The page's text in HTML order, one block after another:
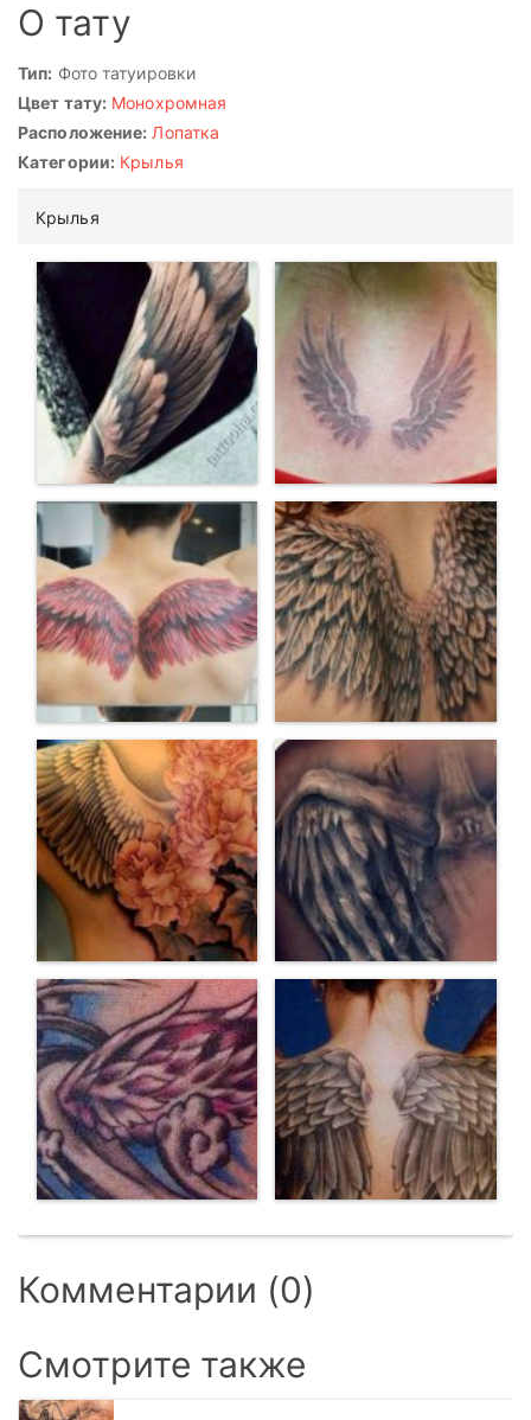
О тату
Тип: Фото татуировки
Цвет тату: Монохромная
Расположение: Лопатка
Категории: Крылья
Крылья
Комментарии (0)
Смотрите также